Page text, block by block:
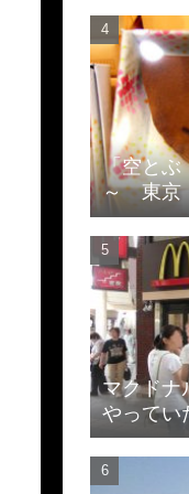
「空と
～ 東京
マクド
やってい